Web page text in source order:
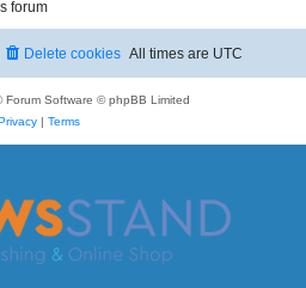
forum
All times are UTC
Delete cookies
Forum Software © phpBB Limited
| Terms